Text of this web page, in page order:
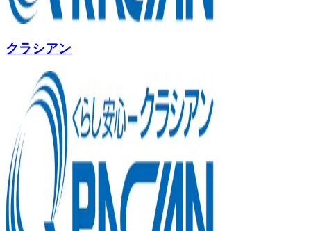
クラシアン